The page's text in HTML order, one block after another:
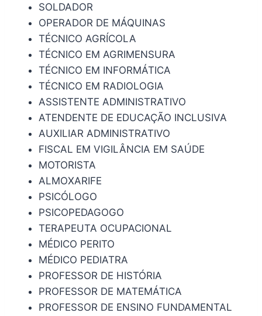
SOLDADOR
OPERADOR DE MÁQUINAS
TÉCNICO AGRÍCOLA
TÉCNICO EM AGRIMENSURA
TÉCNICO EM INFORMÁTICA
TÉCNICO EM RADIOLOGIA
ASSISTENTE ADMINISTRATIVO
ATENDENTE DE EDUCAÇÃO INCLUSIVA
AUXILIAR ADMINISTRATIVO
FISCAL EM VIGILÂNCIA EM SAÚDE
MOTORISTA
ALMOXARIFE
PSICÓLOGO
PSICOPEDAGOGO
TERAPEUTA OCUPACIONAL
MÉDICO PERITO
MÉDICO PEDIATRA
PROFESSOR DE HISTÓRIA
PROFESSOR DE MATEMÁTICA
PROFESSOR DE ENSINO FUNDAMENTAL